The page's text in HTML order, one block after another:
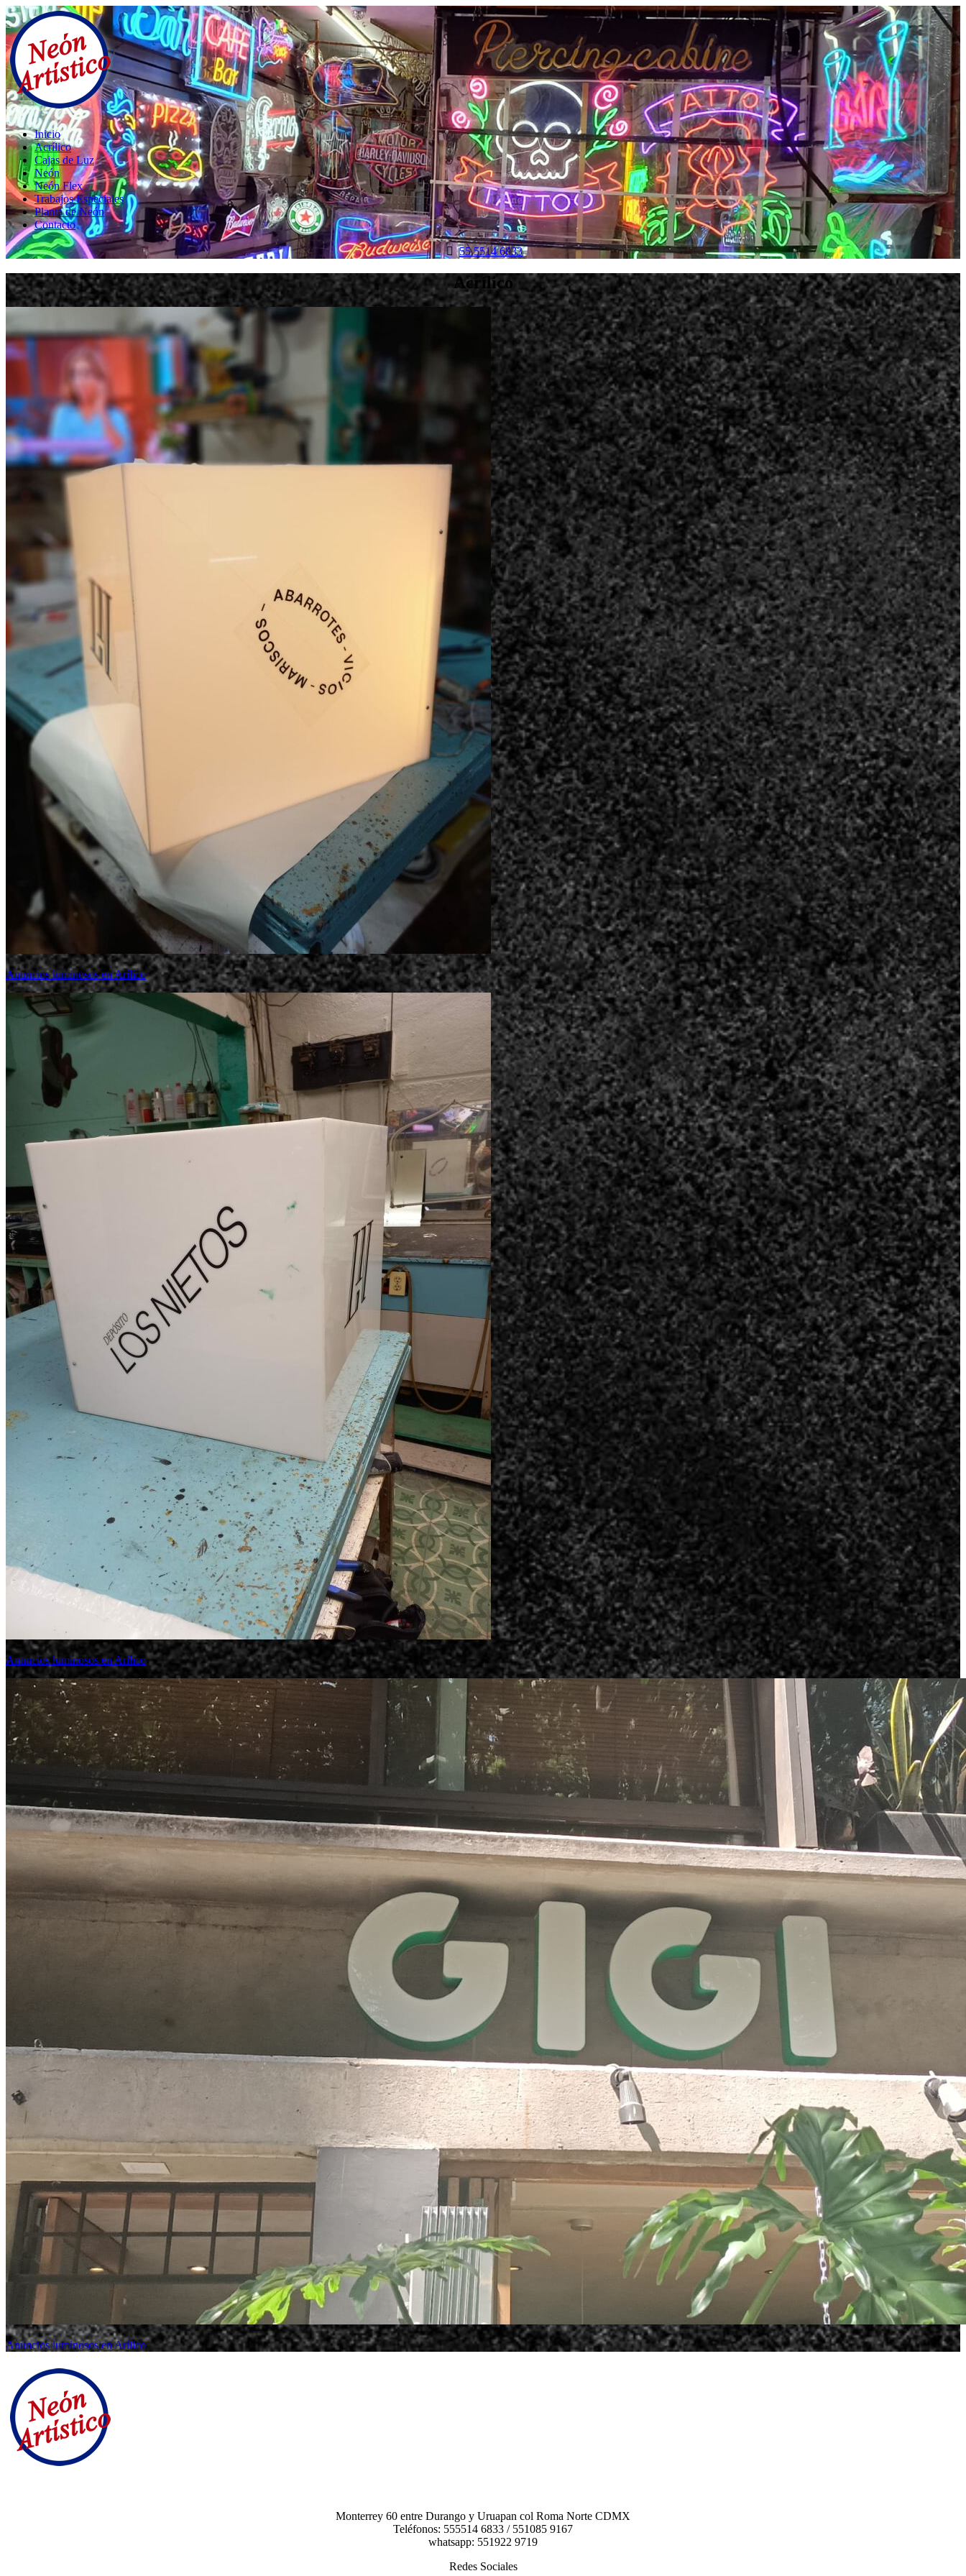
Inicio
Acrílico
Cajas de Luz
Neón
Neón Flex
Trabajos Especiales
Planta de Neón
Contacto
 55 5514 6833
Acrílico
Anuncios luminosos en Arílico
Anuncios luminosos en Arílico
Anuncios luminosos en Arílico
Monterrey 60 entre Durango y Uruapan col Roma Norte CDMX
Teléfonos: 555514 6833 / 551085 9167
whatsapp: 551922 9719
Redes Sociales